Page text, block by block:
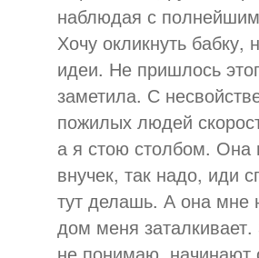
наблюдая с
Хочу окликнуть бабку,
идеи. Не пришлось
заметила. С
пожилых людей
а я стою столбом. Она
внучек, так надо, иди
тут делашь. А она мне
дом меня заталкивает.